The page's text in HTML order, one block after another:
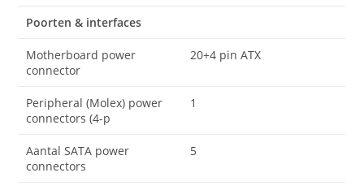
Poorten & interfaces
Motherboard power
connector
20+4 pin ATX
Peripheral (Molex) power
connectors (4-p
1
Aantal SATA power
connectors
5